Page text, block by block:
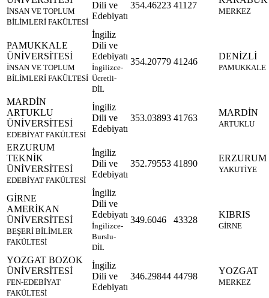
İNSAN VE TOPLUM
BİLİMLERİ FAKÜLTESİ
Dili ve
Edebiyatı
354.46223 41127
MERKEZ
PAMUKKALE
ÜNİVERSİTESİ
İNSAN VE TOPLUM
BİLİMLERİ FAKÜLTESİ
İngiliz
Dili ve
Edebiyatı
İngilizce-
Ücretli-
DİL
354.20779 41246
DENİZLİ
PAMUKKALE
MARDİN
ARTUKLU
ÜNİVERSİTESİ
EDEBİYAT FAKÜLTESİ
İngiliz
Dili ve
Edebiyatı
353.03893 41763
MARDİN
ARTUKLU
ERZURUM
TEKNİK
ÜNİVERSİTESİ
EDEBİYAT FAKÜLTESİ
İngiliz
Dili ve
Edebiyatı
352.79553 41890
ERZURUM
YAKUTİYE
GİRNE
AMERİKAN
ÜNİVERSİTESİ
BEŞERİ BİLİMLER
FAKÜLTESİ
İngiliz
Dili ve
Edebiyatı
İngilizce-
Burslu-
DİL
349.6046 43328
KIBRIS
GİRNE
YOZGAT BOZOK
ÜNİVERSİTESİ
FEN-EDEBİYAT
FAKÜLTESİ
İngiliz
Dili ve
Edebiyatı
346.29844 44798
YOZGAT
MERKEZ